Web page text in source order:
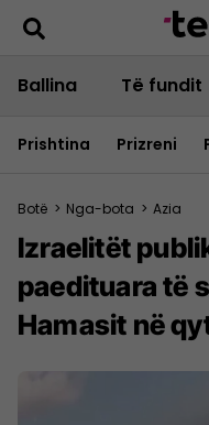
Ballina Të fundit
Prishtina Prizreni
Botë > Nga-bota > Azia
Izraelitët
paedituara të
Hamasit në